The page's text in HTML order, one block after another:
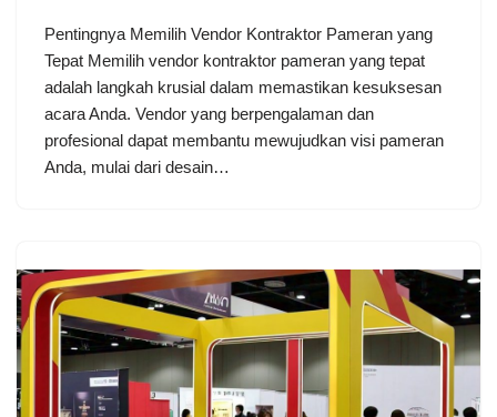
Pentingnya Memilih Vendor Kontraktor Pameran yang
Tepat Memilih vendor kontraktor pameran yang tepat
adalah langkah krusial dalam memastikan kesuksesan
acara Anda. Vendor yang berpengalaman dan
profesional dapat membantu mewujudkan visi pameran
Anda, mulai dari desain…